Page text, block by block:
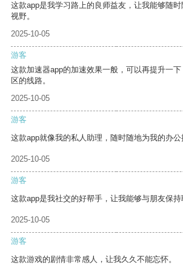
这款app是我学习路上的良师益友，让我能够随
视野。
2025-10-05
游客
这款加速器app的加速效果一般，可以再提升一
区的线路。
2025-10-05
游客
这款app就像我的私人助理，随时随地为我的办公
2025-10-05
游客
这款app是我社交的好帮手，让我能够与朋友保持
2025-10-05
游客
这款游戏的剧情非常感人，让我久久不能忘怀。